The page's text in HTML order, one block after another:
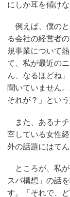
にしか耳を傾け
例えば、僕のと
る会社の経営者
規事業について
て、私が最近の
ん、なるほどね
聞いていません
それが？」とい
また、あるナチ
宰している女性
外の話題にはて
ところが、私が
スパ構想」の話
す。「それで、